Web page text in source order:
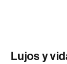
Lujos y